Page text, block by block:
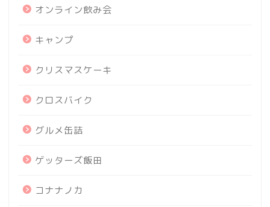
オンライン飲み会
キャンプ
クリスマスケーキ
クロスバイク
グルメ缶詰
ゲッターズ飯田
コナナノカ